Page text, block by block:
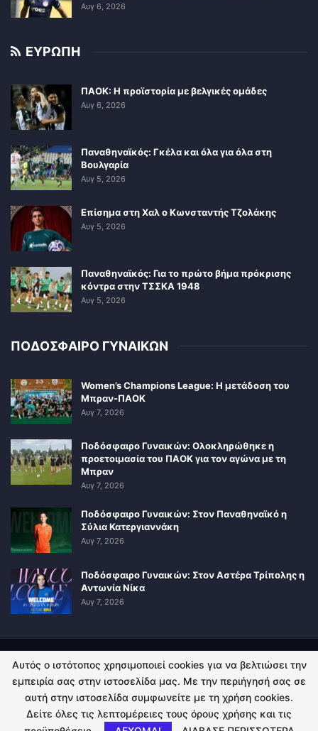
Αυγ 6, 2026
ΕΥΡΩΠΗ
ΠΑΟΚ: Η προϊστορία με βελγικές ομάδες
Αυγ 6, 2026
Παναθηναϊκός: Γκέλα και όλα για όλα στη
Βουλγαρία
Αυγ 5, 2026
Επίσημα στη Χαλ ο Κωνσταντής Τζολάκης
Αυγ 5, 2026
Παναθηναϊκός: Για το πρώτο βήμα πρόκρισης
κόντρα στην ΤΣΣΚΑ 1948
Αυγ 5, 2026
ΠΟΔΟΣΦΑΙΡΟ ΓΥΝΑΙΚΩΝ
Women’s Champions League: Η μετάδοση του
Μπραν-ΠΑΟΚ
Αυγ 7, 2026
Ποδόσφαιρο Γυναικών: Ολοκληρώθηκε η
προετοιμασία του ΠΑΟΚ για τον αγώνα με τη
Μπραν
Αυγ 7, 2026
Ποδόσφαιρο Γυναικών: Στον Παναθηναϊκό η
Σύλια Κατεργιαννάκη
Αυγ 7, 2026
Ποδόσφαιρο Γυναικών: Στον Αστέρα Τρίπολης η
Αντωνία Νίκα
Αυγ 7, 2026
ΠΟΛΙΤΙΚΗ ΑΠΟΡΡΗΤΟΥ ΕΠΙΚΟΙΝΩΝΙΑ
© 2026 - Kingsport.gr. All Rights Reserved.
Αυτός ο ιστότοπος χρησιμοποιεί cookies για να βελτιώσει την
εμπειρία σας στην ιστοσελίδα μας. Με την περιήγησή σας σε
αυτή στην ιστοσελίδα συμφωνείτε με τη χρήση cookies.
Δείτε όλες τις λεπτομέρειες τους όρους χρήσης και τις